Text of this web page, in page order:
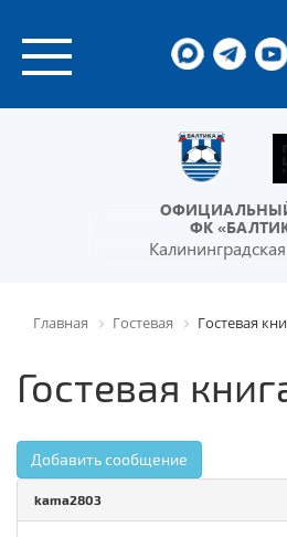
ФК
Главная Гостевая Гостевая
Гостевая
Добавить сообщение
kama2803